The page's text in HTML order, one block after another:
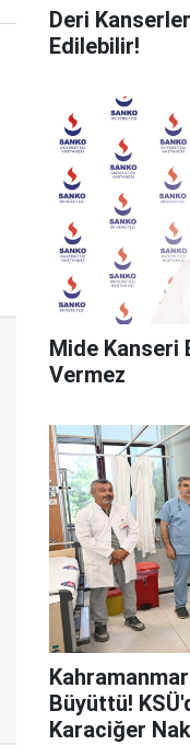
Deri
Edilebilir!
Mide Kanseri
Vermez
Büyüttü!
Karaciğer